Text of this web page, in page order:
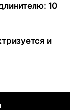
10
и